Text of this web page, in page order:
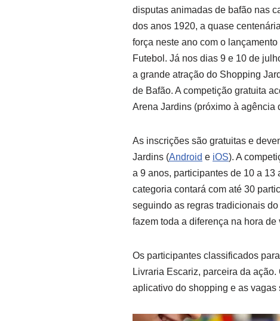
disputas animadas de bafão nas
dos anos 1920, a quase
força neste ano com o
Futebol. Já nos dias 9 e 10 de
a grande atração do Shopping
de Bafão. A competição gratuita
Arena Jardins (próximo à agência
As inscrições são gratuitas e
Jardins (Android e iOS). A
a 9 anos, participantes de 10 a 13
categoria contará com até 30
seguindo as regras tradicionais
fazem toda a diferença na hora
Os participantes classificados
Livraria Escariz, parceira da
aplicativo do shopping e as vagas